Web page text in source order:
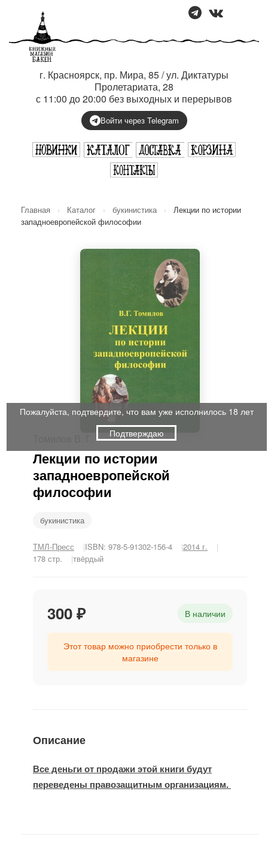
г. Красноярск, пр. Мира, 85 / ул. Диктатуры
Пролетариата, 28
с 11:00 до 20:00 без выходных и перерывов
Войти через Telegram
Главная › Каталог › букинистика ›
Лекции по истории
западноевропейской философии
Лекции по истории
западноевропейской
философии
букинистика
ТМЛ-Пресс ISBN: 978-5-91302-156-4
2014 г.
178 стр.
твёрдый
300 ₽ В наличии
Этот товар можно приобрести только в
магазине
Описание
Все деньги от продажи этой книги будут
переведены правозащитным организациям.
Пожалуйста, подтвердите, что вам уже исполнилось 18 лет
Подтверждаю